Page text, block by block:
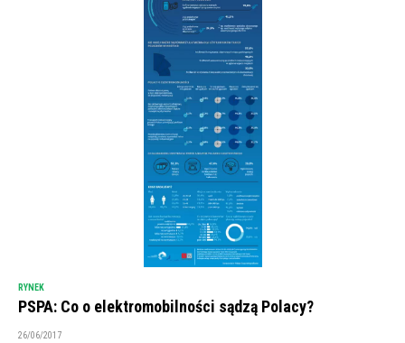
RYNEK
PSPA: Co o elektromobilności sądzą Polacy?
26/06/2017